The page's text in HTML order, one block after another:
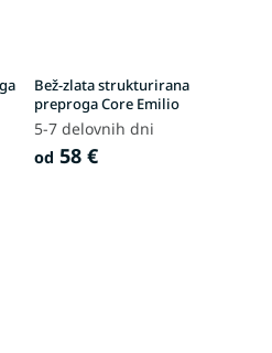
Bež-zlata strukturirana
preproga Core Emilio
5-7 delovnih dni
od 58 €